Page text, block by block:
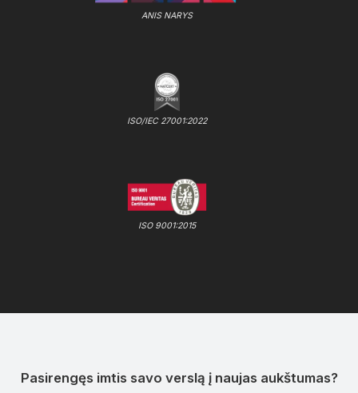
ANIS NARYS
ISO/IEC 27001:2022
ISO 9001:2015
Pasirengęs imtis savo verslą į naujas aukštumas?